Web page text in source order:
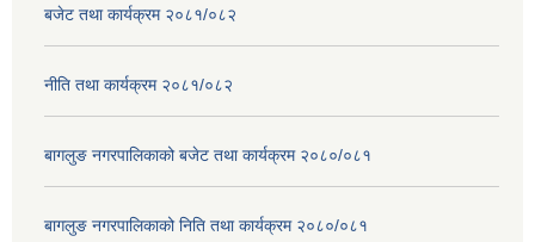
बजेट तथा कार्यक्रम २०८१/०८२
नीति तथा कार्यक्रम २०८१/०८२
बागलुङ नगरपालिकाको बजेट तथा कार्यक्रम २०८०/०८१
बागलुङ नगरपालिकाको निति तथा कार्यक्रम २०८०/०८१